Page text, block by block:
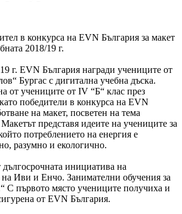
в конкурса на EVN България за макет
2018/19 г.
г. EVN България награди учениците от
Бургас с дигитална учебна дъска.
от учениците от IV “Б“ клас през
победители в конкурса на EVN
на макет, посветен на тема
представя идеите на учениците за
потреблението на енергия е
разумно и екологично.
дългосрочната инициатива на
на Иви и Енчо. Занимателни обучения за
С първото място учениците получиха и
от EVN България.